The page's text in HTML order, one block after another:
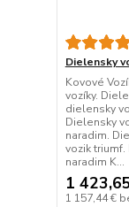
Dielensky
Kovové
vozíky.
dielensky
Dielensky
naradim.
vozik
naradim K...
1
1 157,44 €